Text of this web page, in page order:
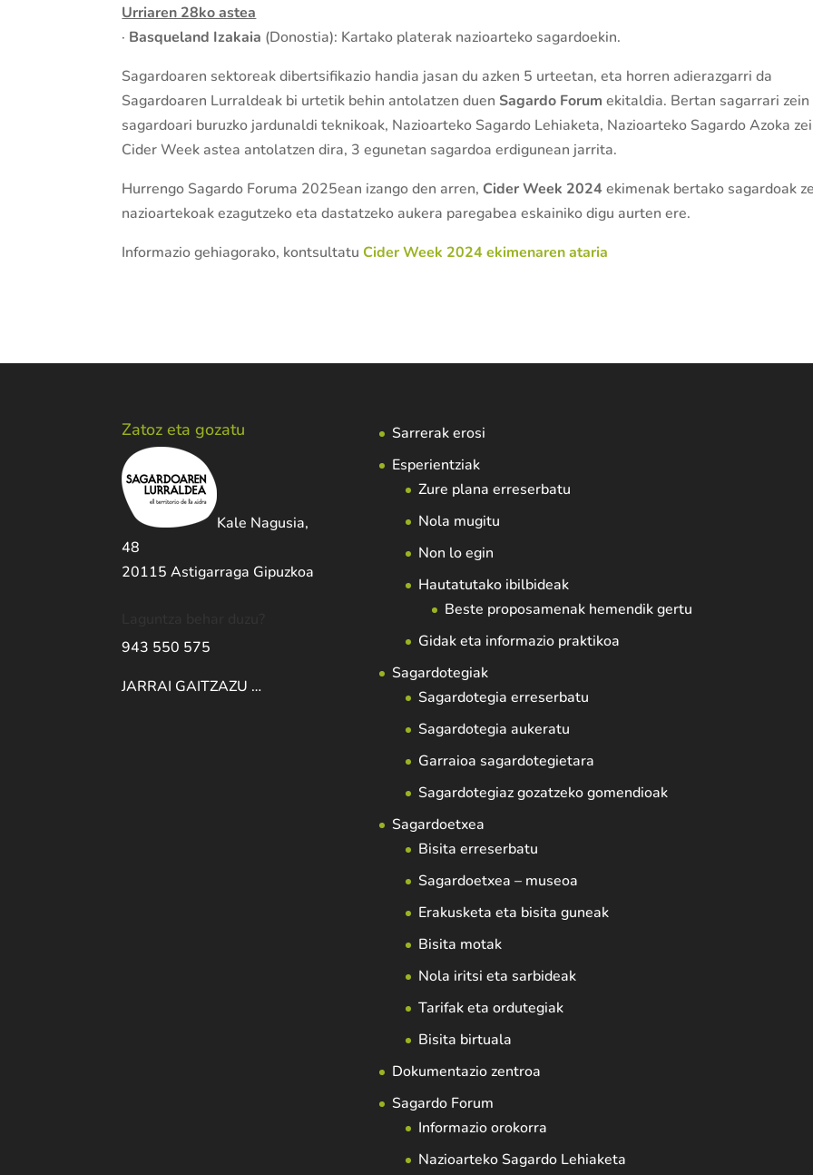
Urriaren 28ko astea
· Basqueland Izakaia (Donostia): Kartako platerak nazioarteko sagardoekin.
Sagardoaren sektoreak dibertsifikazio handia jasan du azken 5 urteetan, eta horren adierazgarri da
Sagardoaren Lurraldeak bi urtetik behin antolatzen duen Sagardo Forum ekitaldia. Bertan sagarrari zein
sagardoari buruzko jardunaldi teknikoak, Nazioarteko Sagardo Lehiaketa, Nazioarteko Sagardo Azoka
Cider Week astea antolatzen dira, 3 egunetan sagardoa erdigunean jarrita.
Hurrengo Sagardo Foruma 2025ean izango den arren, Cider Week 2024 ekimenak bertako sagardoak
nazioartekoak ezagutzeko eta dastatzeko aukera paregabea eskainiko digu aurten ere.
Informazio gehiagorako, kontsultatuCider Week 2024 ekimenaren ataria
Zatoz eta gozatu
Kale Nagusia,
48
20115 Astigarraga Gipuzkoa
943 550 575
JARRAI GAITZAZU …
Sarrerak erosi
Esperientziak
Zure plana erreserbatu
Nola mugitu
Non lo egin
Hautatutako ibilbideak
Beste proposamenak hemendik gertu
Gidak eta informazio praktikoa
Sagardotegiak
Sagardotegia erreserbatu
Sagardotegia aukeratu
Garraioa sagardotegietara
Sagardotegiaz gozatzeko gomendioak
Sagardoetxea
Bisita erreserbatu
Sagardoetxea – museoa
Erakusketa eta bisita guneak
Bisita motak
Nola iritsi eta sarbideak
Tarifak eta ordutegiak
Bisita birtuala
Dokumentazio zentroa
Sagardo Forum
Informazio orokorra
Nazioarteko Sagardo Lehiaketa